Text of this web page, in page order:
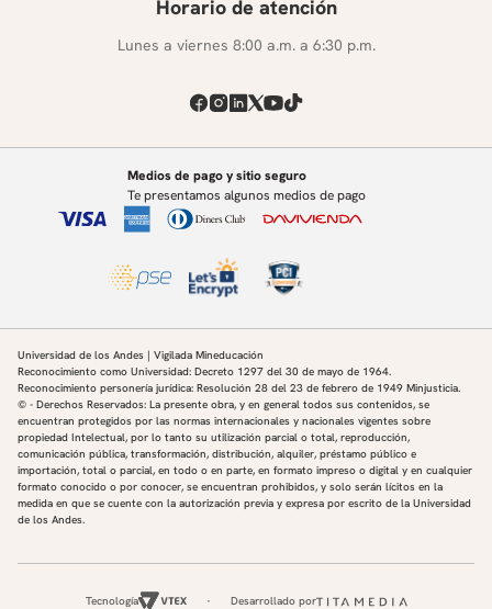
Horario de atención
Lunes a viernes 8:00 a.m. a 6:30 p.m.
Medios de pago y sitio seguro
Te presentamos algunos medios de pago
Universidad de los Andes | Vigilada Mineducación
Reconocimiento como Universidad: Decreto 1297 del 30 de mayo de 1964.
Reconocimiento personería jurídica: Resolución 28 del 23 de febrero de 1949 Minjusticia.
© - Derechos Reservados: La presente obra, y en general todos sus contenidos, se
encuentran protegidos por las normas internacionales y nacionales vigentes sobre
propiedad Intelectual, por lo tanto su utilización parcial o total, reproducción,
comunicación pública, transformación, distribución, alquiler, préstamo público e
importación, total o parcial, en todo o en parte, en formato impreso o digital y en cualquier
formato conocido o por conocer, se encuentran prohibidos, y solo serán lícitos en la
medida en que se cuente con la autorización previa y expresa por escrito de la Universidad
de los Andes.
Tecnología Desarrollado por